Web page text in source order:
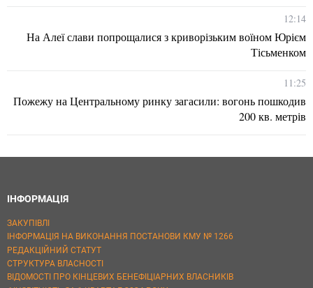
12:14
На Алеї слави попрощалися з криворізьким воїном Юрієм
Тісьменком
11:25
Пожежу на Центральному ринку загасили: вогонь пошкодив
200 кв. метрів
ІНФОРМАЦІЯ
ЗАКУПІВЛІ
ІНФОРМАЦІЯ НА ВИКОНАННЯ ПОСТАНОВИ КМУ № 1266
РЕДАКЦІЙНИЙ СТАТУТ
СТРУКТУРА ВЛАСНОСТІ
ВІДОМОСТІ ПРО КІНЦЕВИХ БЕНЕФІЦІАРНИХ ВЛАСНИКІВ